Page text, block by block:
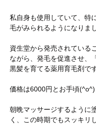
私自身も使用していて、特
毛がみられるようになりま
資生堂から発売されている
ながら、発毛を促進させ、
黒髪を育てる薬用育毛剤です
価格は6000円とお手頃(^o^)
朝晩マッサージするように
く、この時期でもスッキリ